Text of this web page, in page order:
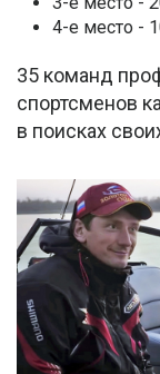
4-е место -
35 команд
спортсменов
в поисках